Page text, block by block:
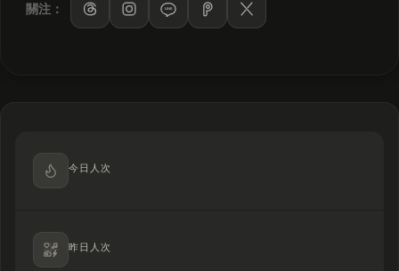
關注： LINE
今日人次
昨日人次